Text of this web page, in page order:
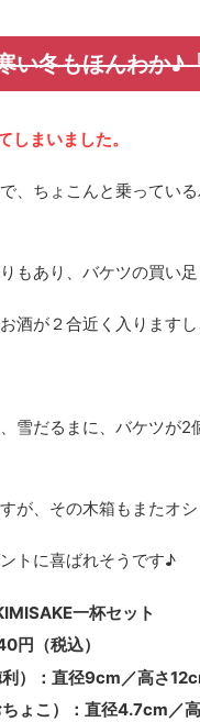
い冬もほんわか♪
しまいました。
、ちょこんと乗ってい
もあり、バケツの買い足
酒が２合近く入ります
雪だるまに、バケツが2
が、その木箱もまたオシ
トに喜ばれそうです♪
一杯セット
円（税込）
利）：直径9cm／高さ
ちょこ）：直径4.7cm／